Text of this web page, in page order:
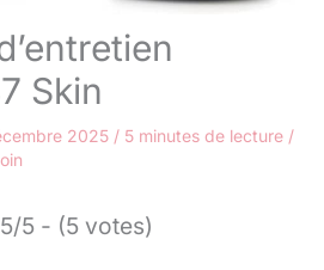
Skin
2025 / 5 minutes de lecture /
5/5 - (5 votes)